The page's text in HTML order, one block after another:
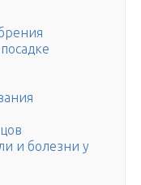
и болезни у